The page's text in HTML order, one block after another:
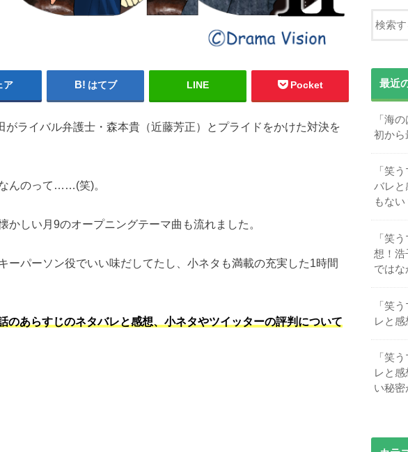
ア はてブ LINE Pocket
がライバル弁護士・森本貴（近藤芳正）とプライドをかけた対決を
んのって……(笑)。
かしい月9のオープニングテーマ曲も流れました。
ーパーソン役でいい味だしてたし、小ネタも満載の充実した1時間
のあらすじのネタバレと感想、小ネタやツイッターの評判について
最近
「海
初から
「笑
バレと
もない
「笑
想！浩
ではな
「笑
レと
「笑
レと
い秘密